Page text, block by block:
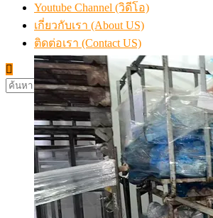
Youtube Channel (วิดีโอ)
เกี่ยวกับเรา (About US)
ติดต่อเรา (Contact US)
ค้นหา
สำหรับ: